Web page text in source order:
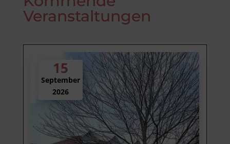
Veranstaltungen
15
September
2026